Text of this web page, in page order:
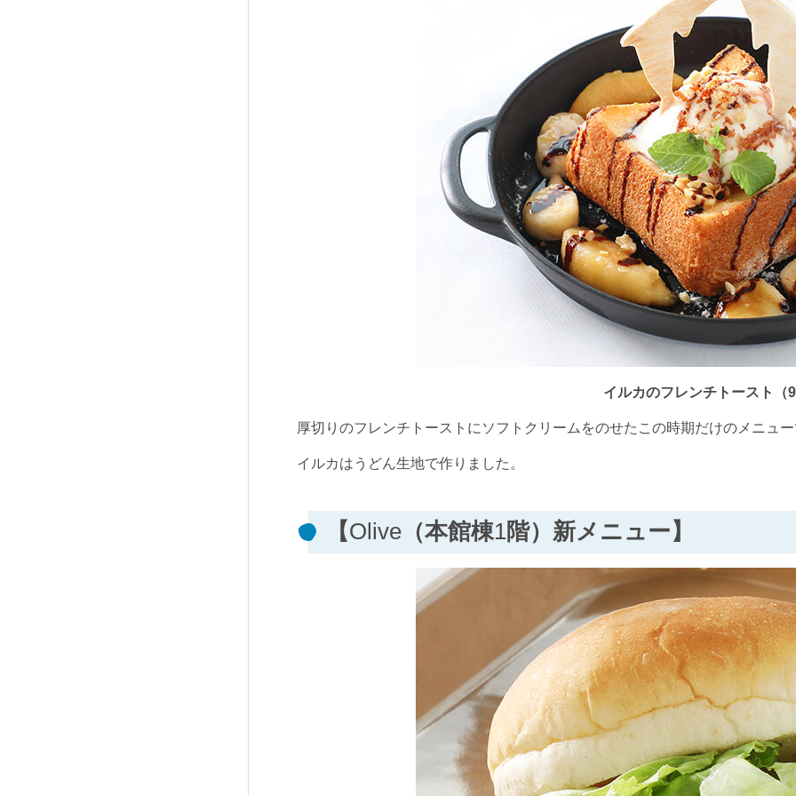
イルカのフレンチトースト（
厚切りのフレンチトーストにソフトクリームをのせたこの時期だけのメニュ
イルカはうどん生地で作りました。
【Olive （本館棟1階）新メニュー】